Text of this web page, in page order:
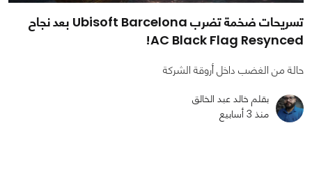
تسريحات ضخمة تضرب Ubisoft Barcelona بعد نجاح
AC Black Flag Resynced!
حالة من الغضب داخل أروقة الشركة
بقلم خالد عبد الخالق
منذ 3 أسابيع